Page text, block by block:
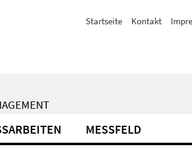
Startseite Kontakt
MESSFELD